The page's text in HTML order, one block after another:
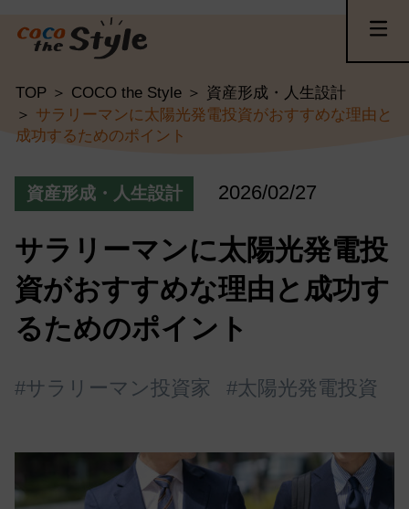
TOP COCO the Style
資産形成・人生設計
サラリーマンに太陽光発電投資がおすすめな理由と
成功するためのポイント
資産形成・人生設計 2026/02/27
サラリーマンに太陽光発電投
資がおすすめな理由と成功す
るためのポイント
#サラリーマン投資家 #太陽光発電投資